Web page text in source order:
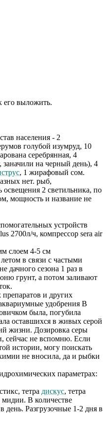
его выложить.
населения - 2
голубой изумруд, 10
серебрянная, 4
заначили на черный день), 4
, 1 жирафовый сом.
нет. рыб,
освещения 2 светильника, по
мощность и название не
устройств
2700л/ч, компрессор sera air
слоем 4-5 см
в связи с частыми
дачного сезона 1 раз в
грунт, а потом заливают
и других
удобрения В
была, погубила
оставшихся в живых серой
жизни. Дозировка серы
сейчас не вспомню. Если
истории, могу поискать
не вносила, да и рыбки
параметрах:
тетра дискус, тетра
мидии. В количестве
день. Разгрузочные 1-2 дня в